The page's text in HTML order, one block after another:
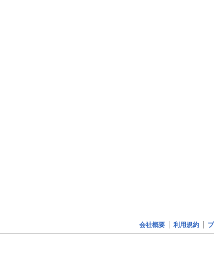
会社概要 利用規約